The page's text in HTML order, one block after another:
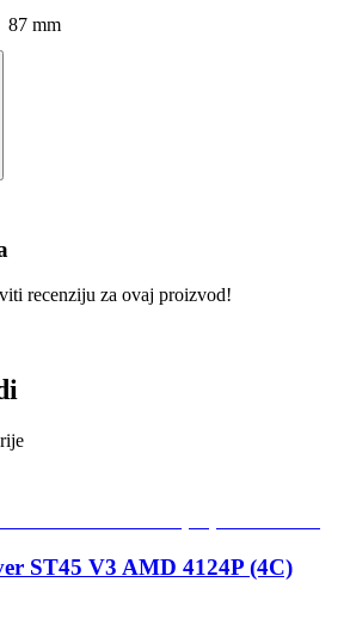
87 mm
recenziju za ovaj proizvod!
ST45 V3 AMD 4124P (4C)